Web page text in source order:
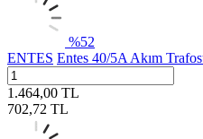
%52
ENTES Entes 40/5A Akım
1.464,00 TL
702,72 TL